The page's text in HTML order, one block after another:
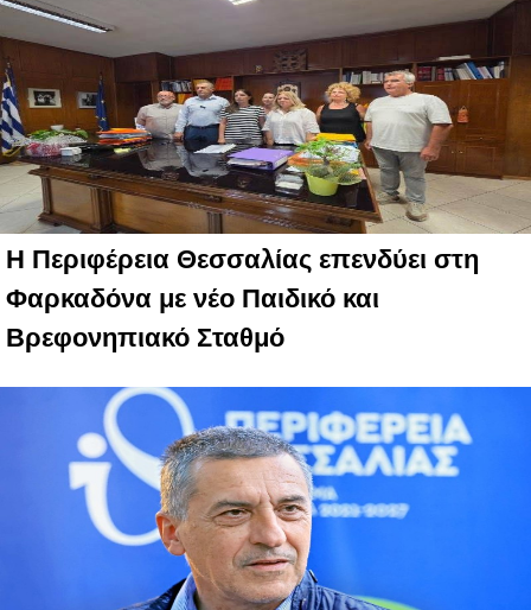
Η Περιφέρεια Θεσσαλίας επενδύει στη
Φαρκαδόνα με νέο Παιδικό και
Βρεφονηπιακό Σταθμό